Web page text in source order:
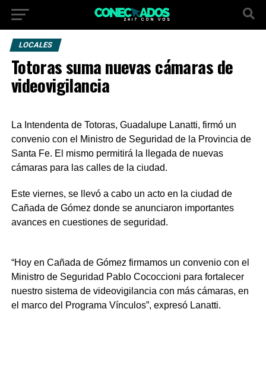
LOCALES
Totoras suma nuevas cámaras de
videovigilancia
La Intendenta de Totoras, Guadalupe Lanatti, firmó un
convenio con el Ministro de Seguridad de la Provincia de
Santa Fe. El mismo permitirá la llegada de nuevas
cámaras para las calles de la ciudad.
Este viernes, se llevó a cabo un acto en la ciudad de
Cañada de Gómez donde se anunciaron importantes
avances en cuestiones de seguridad.
“Hoy en Cañada de Gómez firmamos un convenio con el
Ministro de Seguridad Pablo Cococcioni para fortalecer
nuestro sistema de videovigilancia con más cámaras, en
el marco del Programa Vínculos”, expresó Lanatti.